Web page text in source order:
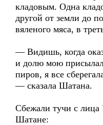
кладовым. Одна
другой от земли до
вяленого мяса, в
— Видишь, когда
и долю мою
пиров, я все
— сказала Шатана.
Сбежали тучи с лица
Шатане: